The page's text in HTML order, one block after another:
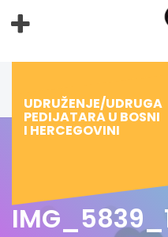
na
UDRUŽENJE/UDRUGA
PEDIJATARA U BOSNI
I HERCEGOVINI